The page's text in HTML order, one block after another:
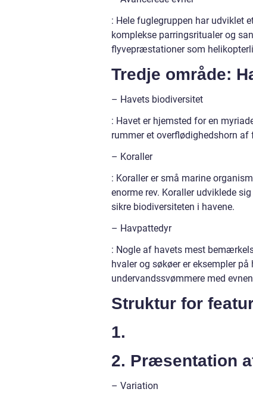
: Hele fuglegruppen har udviklet
komplekse parringsritualer og
flyvepræstationer som
Tredje område:
– Havets biodiversitet
: Havet er hjemsted for en
rummer et overflødighedshorn
– Koraller
: Koraller er små marine
enorme rev. Koraller udviklede
sikre biodiversiteten i havene.
– Havpattedyr
: Nogle af havets mest
hvaler og søkøer er eksempler
undervandssvømmere med
Struktur for
1.
2. Præsentation
– Variation